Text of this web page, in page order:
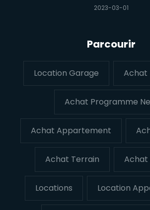
2023-03-01
Parcourir
Location Garage Achat
Achat Programme
Achat Appartement
Achat Terrain Achat
Locations Location